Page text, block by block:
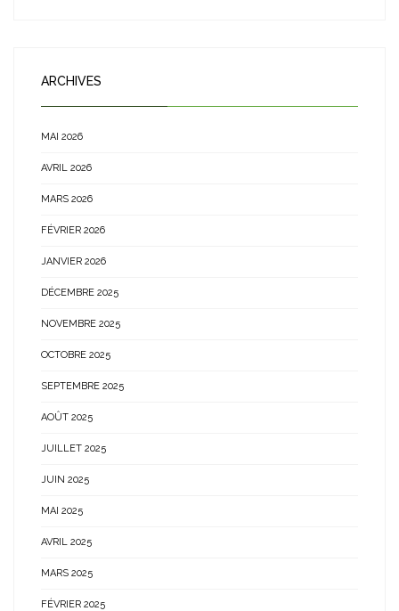
ARCHIVES
MAI 2026
AVRIL 2026
MARS 2026
FÉVRIER 2026
JANVIER 2026
DÉCEMBRE 2025
NOVEMBRE 2025
OCTOBRE 2025
SEPTEMBRE 2025
AOÛT 2025
JUILLET 2025
JUIN 2025
MAI 2025
AVRIL 2025
MARS 2025
FÉVRIER 2025